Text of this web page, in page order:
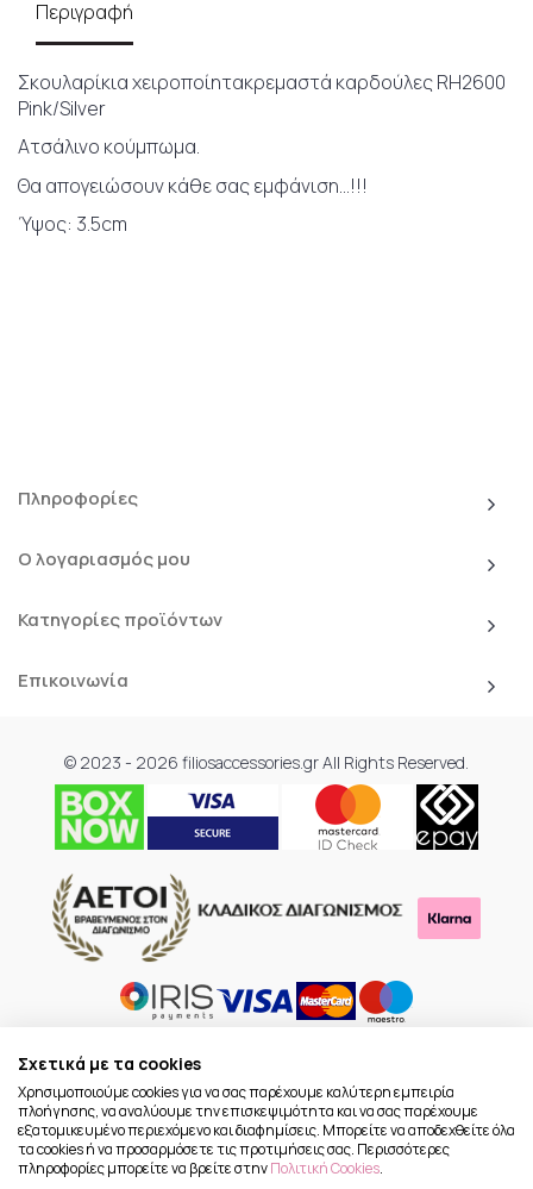
Περιγραφή
Σκουλαρίκια χειροποίητακρεμαστά καρδούλες RH2600
Pink/Silver
Ατσάλινο κούμπωμα.
Θα απογειώσουν κάθε σας εμφάνιση...!!!
Ύψος: 3.5cm
Πληροφορίες
Ο λογαριασμός μου
Κατηγορίες προϊόντων
Επικοινωνία
© 2023 - 2026 filiosaccessories.gr All Rights Reserved.
Σχετικά με τα cookies
Χρησιμοποιούμε cookies για να σας παρέχουμε καλύτερη εμπειρία
πλοήγησης, να αναλύουμε την επισκεψιμότητα και να σας παρέχουμε
εξατομικευμένο περιεχόμενο και διαφημίσεις. Μπορείτε να αποδεχθείτε όλα
τα cookies ή να προσαρμόσετε τις προτιμήσεις σας. Περισσότερες
πληροφορίες μπορείτε να βρείτε στηνΠολιτική Cookies.